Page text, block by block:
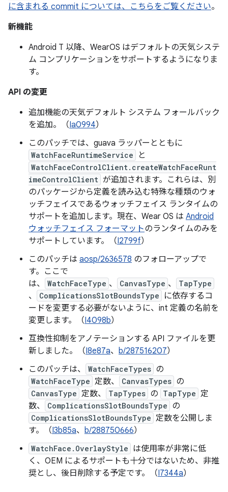
に含まれる commit については、こちらをご覧ください。
新機能
Android T 以降、WearOS はデフォルトの天気システ
ム コンプリケーションをサポートするようになりま
す。
API の変更
追加機能の天気デフォルト システム フォールバック
を追加。（Ia0994）
このパッチでは、guava ラッパーとともに
WatchFaceRuntimeService と
WatchFaceControlClient.createWatchFaceRunt
imeControlClient が追加されます。これらは、別
のパッケージから定義を読み込む特殊な種類のウォ
ッチフェイスであるウォッチフェイス ランタイムの
サポートを追加します。現在、Wear OS は Android
ウォッチフェイス フォーマットのランタイムのみを
サポートしています。（I2799f）
このパッチは aosp/2636578 のフォローアップで
す。ここで
は、
WatchFaceType 、 CanvasType 、 TapType
、 ComplicationsSlotBoundsType
に依存するコ
ードを変更する必要がないように、int 定義の名前を
変更します。（I4098b）
互換性抑制をアノテーションする API ファイルを更
新しました。（I8e87a、 b/287516207）
このパッチは、
WatchFaceTypes の
WatchFaceType 定数、 CanvasTypes の
CanvasType 定数、 TapTypes の TapType 定
数、
ComplicationsSlotBoundsType の
ComplicationsSlotBoundsType 定数を公開しま
す。（I3b85a、 b/288750666）
WatchFace.OverlayStyle は使用率が非常に低
く、OEM によるサポートも十分ではないため、非推
奨とし、後日削除する予定です。（I7344a）